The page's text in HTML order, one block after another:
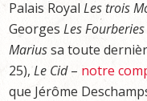
Palais Royal Les trois
Georges Les
Mariussa toute
25), Le Cid– notre
que Jérôme